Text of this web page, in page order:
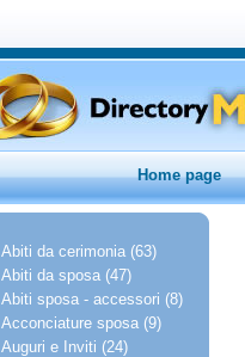
Home page
Abiti da cerimonia (63)
Abiti da sposa (47)
Abiti sposa - accessori (8)
Acconciature sposa (9)
Auguri e Inviti (24)